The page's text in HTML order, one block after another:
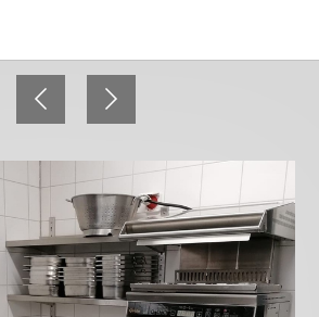
Bad Füssing